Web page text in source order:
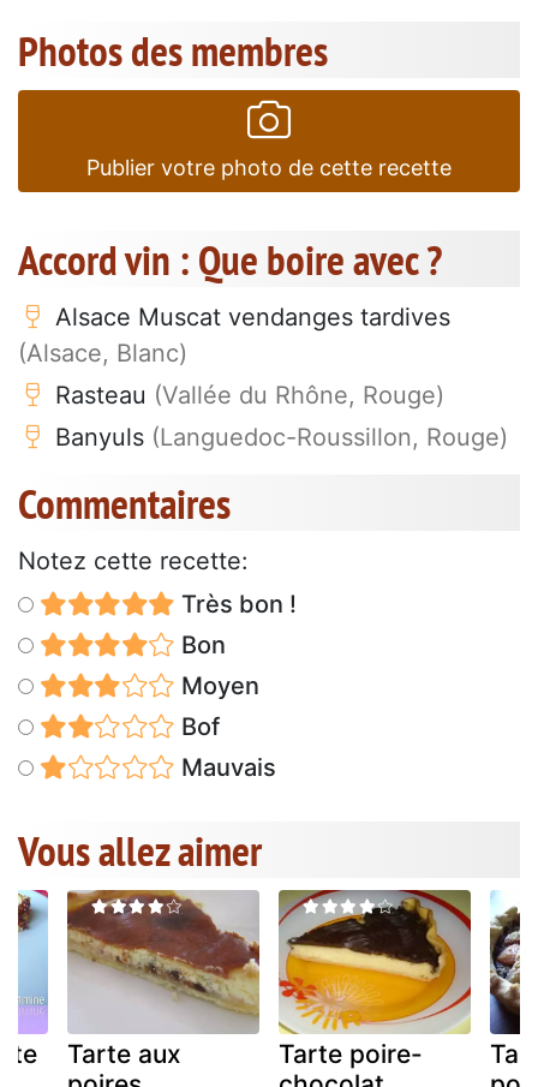
Photos des membres
Publier votre photo de cette recette
Accord vin : Que boire avec ?
Alsace Muscat vendanges tardives
(Alsace, Blanc)
Rasteau (Vallée du Rhône, Rouge)
Banyuls (Languedoc-Roussillon, Rouge)
Commentaires
Notez cette recette:
Très bon !
Bon
Moyen
Bof
Mauvais
Vous allez aimer
Tarte aux
Tarte poire-